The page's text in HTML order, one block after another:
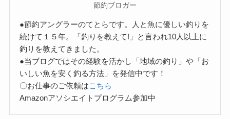
節約ブロガー
●節約アングラーのてとらです。人と魚に優しい釣りを
続けて１５年。「釣りを教えて!」と言われ10人以上に
釣りを教えてきました。
●当ブログではその経験を活かし「地域の釣り」や「お
いしい魚を安く釣る方法」を発信中です！
〇お仕事のご依頼はこちら
Amazonアソシエイトプログラム参加中